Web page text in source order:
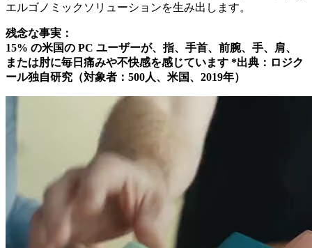
エルゴノミックソリューションを生み出します。
残念な事実：
15% の米国の PC ユーザーが、指、手首、前腕、手、肩、
または肘に毎日痛みや不快感を感じています *出典：ロジク
ール独自研究（対象者：500人、米国、2019年）